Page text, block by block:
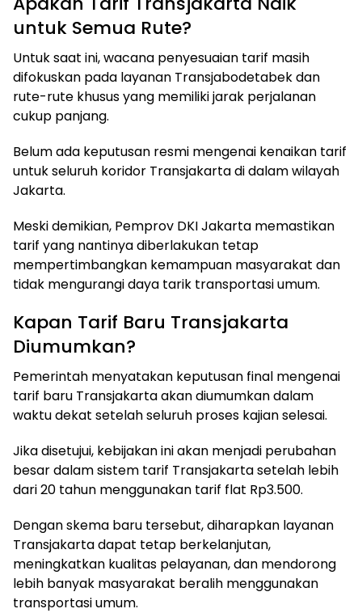
untuk Semua Rute?
Untuk saat ini, wacana penyesuaian tarif masih
difokuskan pada layanan Transjabodetabek dan
rute-rute khusus yang memiliki jarak perjalanan
cukup panjang.
Belum ada keputusan resmi mengenai kenaikan tarif
untuk seluruh koridor Transjakarta di dalam wilayah
Jakarta.
Meski demikian, Pemprov DKI Jakarta memastikan
tarif yang nantinya diberlakukan tetap
mempertimbangkan kemampuan masyarakat dan
tidak mengurangi daya tarik transportasi umum.
Kapan Tarif Baru Transjakarta
Diumumkan?
Pemerintah menyatakan keputusan final mengenai
tarif baru Transjakarta akan diumumkan dalam
waktu dekat setelah seluruh proses kajian selesai.
Jika disetujui, kebijakan ini akan menjadi perubahan
besar dalam sistem tarif Transjakarta setelah lebih
dari 20 tahun menggunakan tarif flat Rp3.500.
Dengan skema baru tersebut, diharapkan layanan
Transjakarta dapat tetap berkelanjutan,
meningkatkan kualitas pelayanan, dan mendorong
lebih banyak masyarakat beralih menggunakan
transportasi umum.